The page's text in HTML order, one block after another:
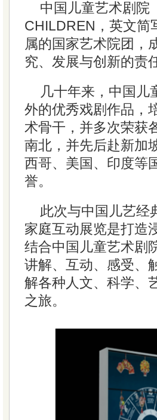
中国儿童艺术剧院
CHILDREN，英文简
属的国家艺术院团，
究、发展与创新的责
几十年来，中国儿
外的优秀戏剧作品，
术骨干，并多次荣获
南北，并先后赴新加
西哥、美国、印度等
誉。
此次与中国儿艺
家庭互动展览是打造
结合中国儿童艺术剧
讲解、互动、感受、
解各种人文、科学、
之旅。